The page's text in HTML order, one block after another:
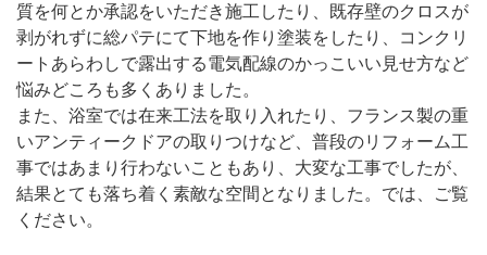
質を何とか承認をいただき施工したり、既存壁のクロスが
剥がれずに総パテにて下地を作り塗装をしたり、コンクリ
ートあらわしで露出する電気配線のかっこいい見せ方など
悩みどころも多くありました。
また、浴室では在来工法を取り入れたり、フランス製の重
いアンティークドアの取りつけなど、普段のリフォーム工
事ではあまり行わないこともあり、大変な工事でしたが、
結果とても落ち着く素敵な空間となりました。では、ご覧
ください。